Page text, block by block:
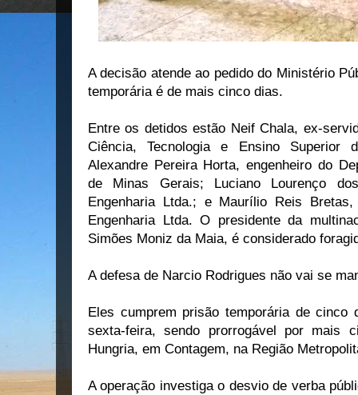
A decisão atende ao pedido do Ministério
temporária é de mais cinco dias.
Entre os detidos estão Neif Chala, ex-
Ciência, Tecnologia e Ensino Superior
Alexandre Pereira Horta, engenheiro do
de Minas Gerais; Luciano Lourenço
Engenharia Ltda.; e Maurílio Reis
Engenharia Ltda. O presidente da
Simões Moniz da Maia, é considerado
A defesa de Narcio Rodrigues não vai se
Eles cumprem prisão temporária de cinco
sexta-feira, sendo prorrogável por mais
Hungria, em Contagem, na Região
A operação investiga o desvio de verba